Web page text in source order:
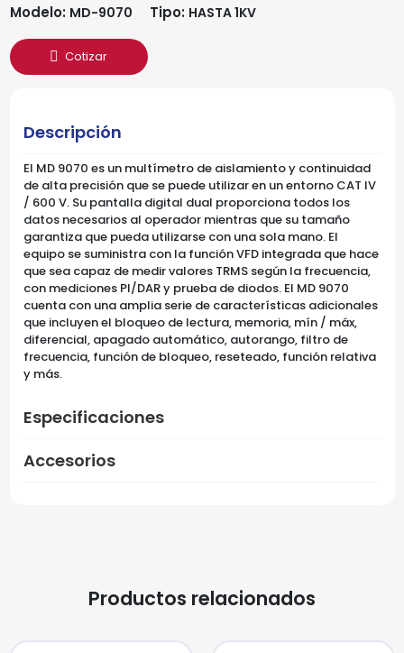
Modelo: MD-9070 Tipo: HASTA 1KV
Cotizar
Descripción
El MD 9070 es un multímetro de aislamiento y continuidad
de alta precisión que se puede utilizar en un entorno CAT IV
/ 600 V. Su pantalla digital dual proporciona todos los
datos necesarios al operador mientras que su tamaño
garantiza que pueda utilizarse con una sola mano. El
equipo se suministra con la función VFD integrada que hace
que sea capaz de medir valores TRMS según la frecuencia,
con mediciones PI/DAR y prueba de diodos. El MD 9070
cuenta con una amplia serie de características adicionales
que incluyen el bloqueo de lectura, memoria, mín / máx,
diferencial, apagado automático, autorango, filtro de
frecuencia, función de bloqueo, reseteado, función relativa
y más.
Especificaciones
Accesorios
Productos relacionados